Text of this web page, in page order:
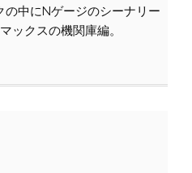
中にNゲージのシーナリー
ックスの機関庫編。